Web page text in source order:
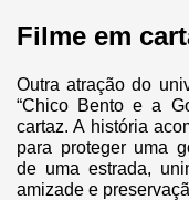
Filme em
Outra atração do
“Chico Bento e a
cartaz. A história
para proteger uma
de uma estrada,
amizade e